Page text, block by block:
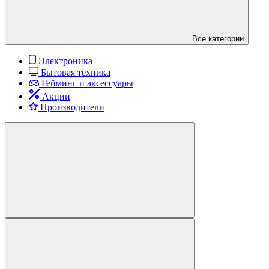
Все категории
Электроника
Бытовая техника
Гейминг и аксессуары
Акции
Производители